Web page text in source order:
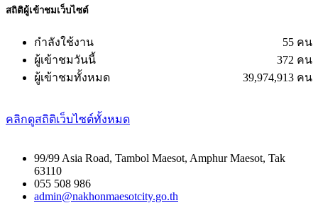
สถิติผู้เข้าชมเว็บไซต์
กำลังใช้งาน
55 คน
ผู้เข้าชมวันนี้
372 คน
ผู้เข้าชมทั้งหมด
39,974,913 คน
คลิกดูสถิติเว็บไซต์ทั้งหมด
99/99 Asia Road, Tambol Maesot, Amphur Maesot, Tak
63110
055 508 986
admin@nakhonmaesotcity.go.th